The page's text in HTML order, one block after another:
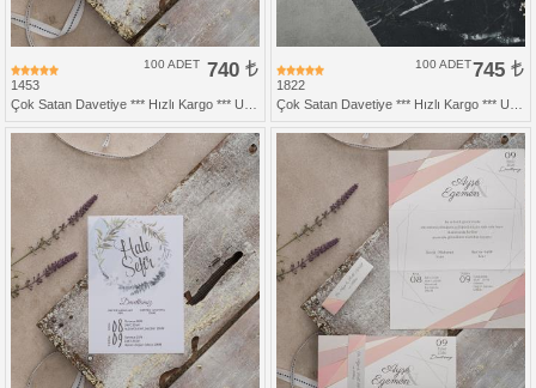
1453
740
100 ADET
1822
745
100 ADET